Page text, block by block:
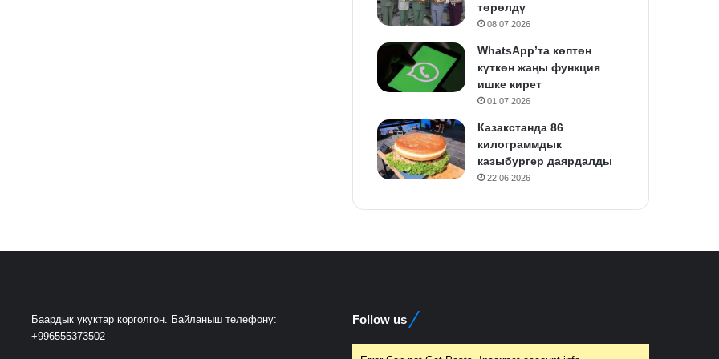
төрөлдү
08.07.2026
WhatsApp’та көптөн
күткөн жаңы функция
ишке кирет
01.07.2026
Казакстанда 86
килограммдык
казыбургер даярдалды
22.06.2026
Баардык укуктар корголгон. Байланыш телефону:
+996555373502
Follow us